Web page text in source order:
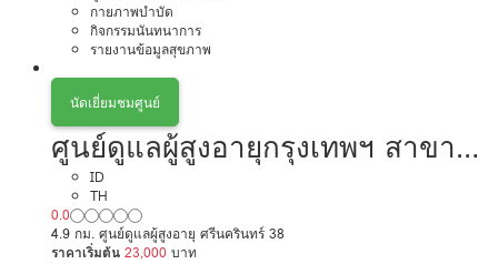
กายภาพบำบัด
กิจกรรมนันทนาการ
รายงานข้อมูลสุขภาพ
นัดเยี่ยมชมศูนย์
ศูนย์ดูแลผู้สูงอายุกรุงเทพฯ สาขา
พระราม9
ID
TH
0.0
4.9 กม. ศูนย์ดูแลผู้สูงอายุ ศรีนครินทร์ 38
ราคาเริ่มต้น 23,000 บาท